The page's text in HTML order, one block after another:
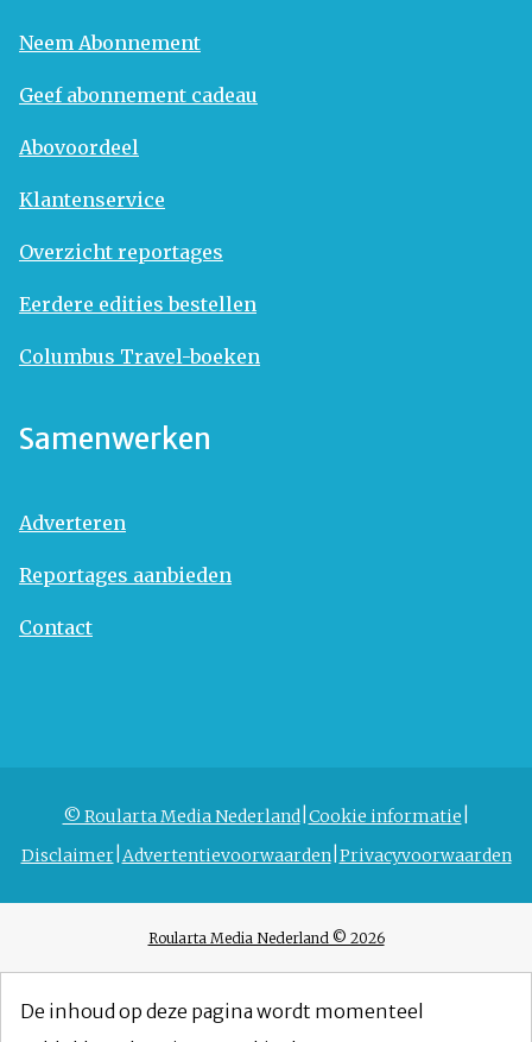
Neem Abonnement
Geef abonnement cadeau
Abovoordeel
Klantenservice
Overzicht reportages
Eerdere edities bestellen
Columbus Travel-boeken
Samenwerken
Adverteren
Reportages aanbieden
Contact
© Roularta Media Nederland Cookie informatie
Disclaimer Advertentievoorwaarden Privacyvoorwaarden
Roularta Media Nederland © 2026
De inhoud op deze pagina wordt momenteel